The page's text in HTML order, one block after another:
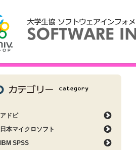
アドビ
日本マイクロソフト
IBM SPSS